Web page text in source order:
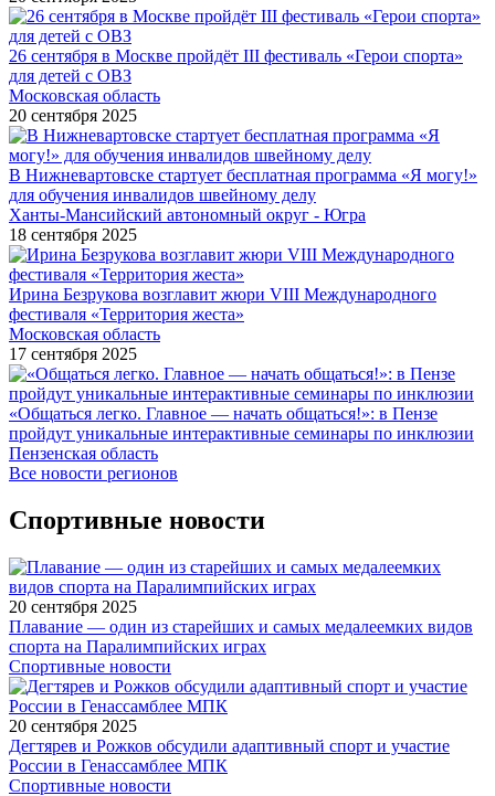
26 сентября в Москве пройдёт III фестиваль «Герои спорта»
для детей с ОВЗ
Московская область
20 сентября 2025
В Нижневартовске стартует бесплатная программа «Я могу!»
для обучения инвалидов швейному делу
Ханты-Мансийский автономный округ - Югра
18 сентября 2025
Ирина Безрукова возглавит жюри VIII Международного
фестиваля «Территория жеста»
Московская область
17 сентября 2025
«Общаться легко. Главное — начать общаться!»: в Пензе
пройдут уникальные интерактивные семинары по инклюзии
Пензенская область
Все новости регионов
Спортивные новости
20 сентября 2025
Плавание — один из старейших и самых медалеемких видов
спорта на Паралимпийских играх
Спортивные новости
20 сентября 2025
Дегтярев и Рожков обсудили адаптивный спорт и участие
России в Генассамблее МПК
Спортивные новости